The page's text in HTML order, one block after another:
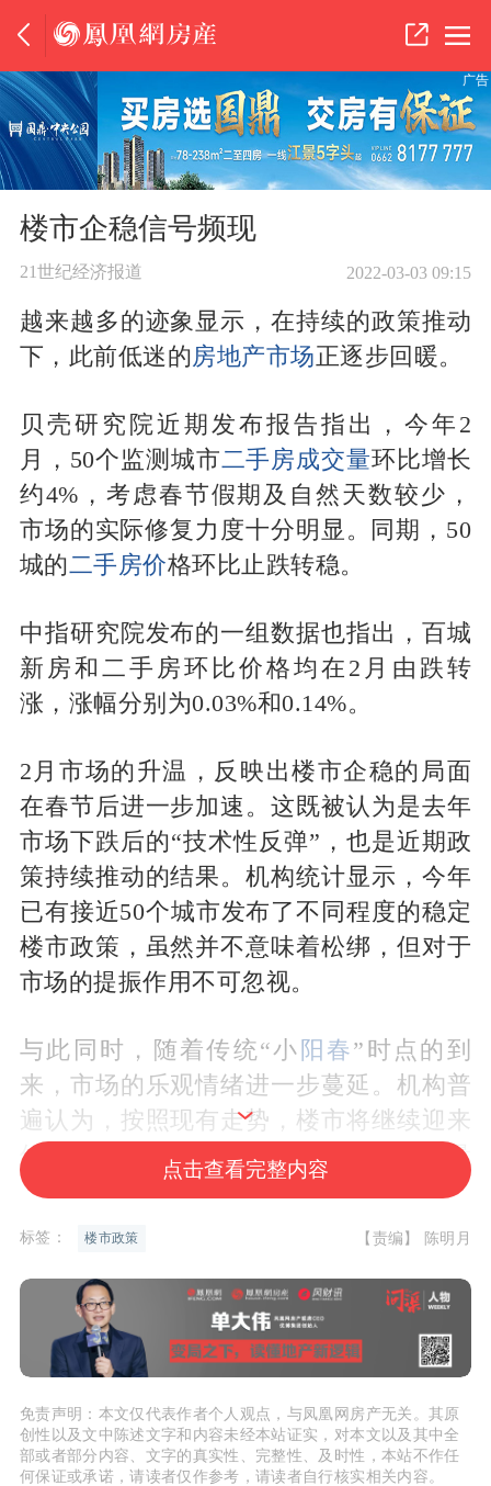
广告
楼市企稳信号频现
21世纪经济报道 2022-03-03 09:15
越来越多的迹象显示，在持续的政策推动
下，此前低迷的房地产市场正逐步回暖。
贝壳研究院近期发布报告指出，今年2
月，50个监测城市二手房成交量环比增长
约4%，考虑春节假期及自然天数较少，
市场的实际修复力度十分明显。同期，50
城的二手房价格环比止跌转稳。
中指研究院发布的一组数据也指出，百城
新房和二手房环比价格均在2月由跌转
涨，涨幅分别为0.03%和0.14%。
2月市场的升温，反映出楼市企稳的局面
在春节后进一步加速。这既被认为是去年
市场下跌后的“技术性反弹”，也是近期政
策持续推动的结果。机构统计显示，今年
已有接近50个城市发布了不同程度的稳定
楼市政策，虽然并不意味着松绑，但对于
市场的提振作用不可忽视。
与此同时，随着传统“小 阳春”时点的到
来，市场的乐观情绪进一步蔓延。机构普
遍认为，按照现有走势，楼市将继续迎来
修复，在多重因素影响下，市场将出现量
升价稳的走势。
经过去年下半年的低位运行后，楼市在进
入2022年后出现一定的回暖，春节假期之
根据贝壳研究院的统计，今年2月，50个
点击查看完整内容
标签： 楼市政策 【责编】 陈明月
免责声明：本文仅代表作者个人观点，与凤凰网房产无关。其原
创性以及文中陈述文字和内容未经本站证实，对本文以及其中全
部或者部分内容、文字的真实性、完整性、及时性，本站不作任
何保证或承诺，请读者仅作参考，请读者自行核实相关内容。